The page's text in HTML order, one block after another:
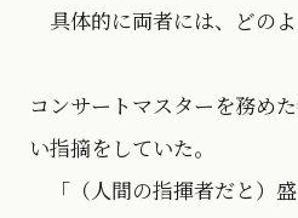
具体的に両者には、どの
コンサートマスターを務め
い指摘をしていた。
「（人間の指揮者だと）